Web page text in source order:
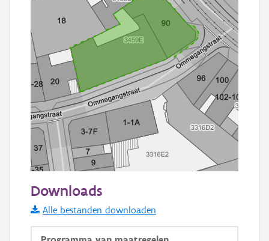
Informatie Vlaanderen
i
Downloads
Alle bestanden downloaden